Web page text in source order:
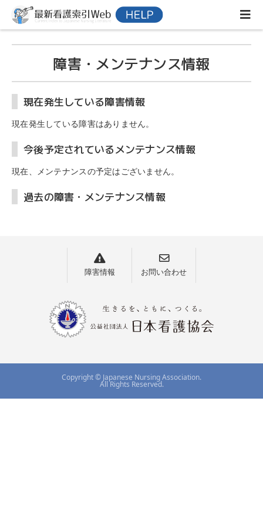
障害・メンテナンス情報
現在発生している障害情報
現在発生している障害はありません。
今後予定されているメンテナンス情報
現在、メンテナンスの予定はございません。
過去の障害・メンテナンス情報
障害情報 お問い合わせ
Copyright © Japanese Nursing Association.
All Rights Reserved.